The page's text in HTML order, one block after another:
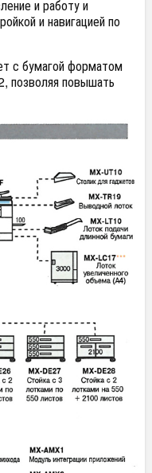
и работу и
и навигацией по
с бумагой форматом
позволяя повышать